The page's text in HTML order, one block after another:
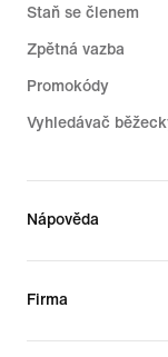
Staň se členem
Zpětná vazba
Promokódy
Vyhledávač
Nápověda
Firma